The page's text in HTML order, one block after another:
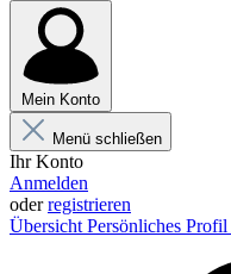
Mein Konto
Menü schließen
Ihr Konto
Anmelden
oderregistrieren
Übersicht Persönliches Profil